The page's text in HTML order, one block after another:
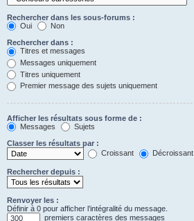
Rechercher dans les sous-forums :
Oui
Non
Rechercher dans :
Titres et messages
Messages uniquement
Titres uniquement
Premier message des sujets uniquement
Afficher les résultats sous forme de :
Messages
Sujets
Classer les résultats par :
Croissant
Décroissant
Rechercher depuis :
Renvoyer les :
Définir à 0 pour afficher l’intégralité du message.
premiers caractères des messages